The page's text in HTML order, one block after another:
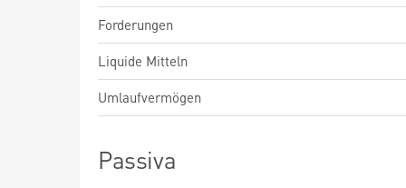
Forderungen
Liquide Mitteln
Umlaufvermögen
Passiva